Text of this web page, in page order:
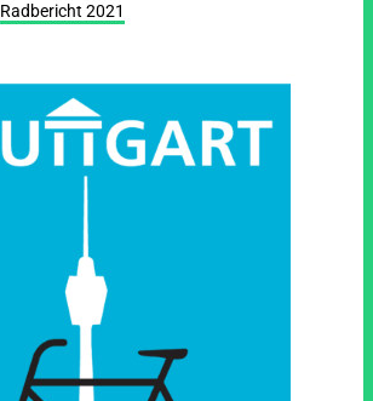
Radbericht 2021